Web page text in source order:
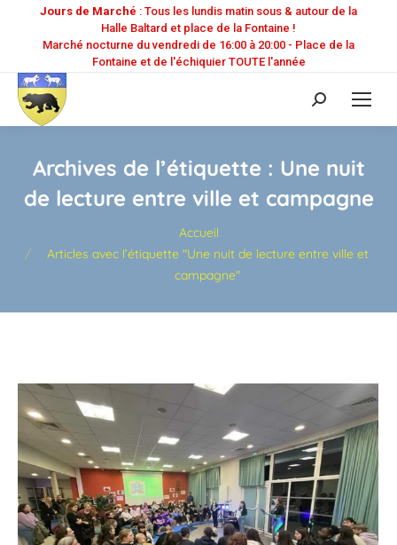
Jours de Marché : Tous les lundis matin sous & autour de la
Halle Baltard et place de la Fontaine !
Marché nocturne du vendredi de 16:00 à 20:00 - Place de la
Fontaine et de l'échiquier TOUTE l'année
Recherche
:
Archives de l’étiquette : Une nuit
de lecture entre ville et campagne
Accueil
Articles avec l’étiquette "Une nuit de lecture entre ville et
campagne"